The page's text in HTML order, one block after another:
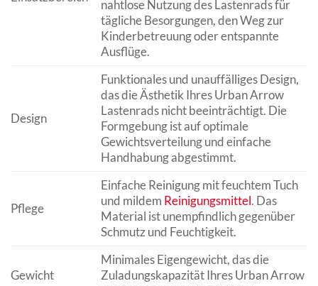
nahtlose Nutzung des Lastenrads für
tägliche Besorgungen, den Weg zur
Kinderbetreuung oder entspannte
Ausflüge.
Design
Funktionales und unauffälliges Design,
das die Ästhetik Ihres Urban Arrow
Lastenrads nicht beeinträchtigt. Die
Formgebung ist auf optimale
Gewichtsverteilung und einfache
Handhabung abgestimmt.
Pflege
Einfache Reinigung mit feuchtem Tuch
und mildem Reinigungsmittel. Das
Material ist unempfindlich gegenüber
Schmutz und Feuchtigkeit.
Gewicht
Minimales Eigengewicht, das die
Zuladungskapazität Ihres Urban Arrow